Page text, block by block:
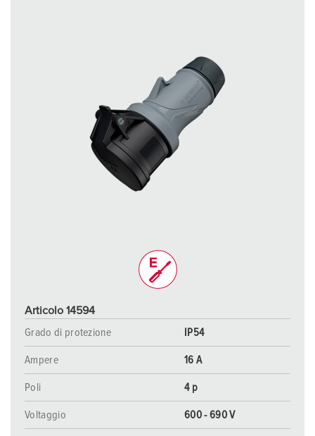
Articolo 14594
Grado di protezione
IP54
Ampere 16 A
Poli 4 p
Voltaggio 600 - 690 V